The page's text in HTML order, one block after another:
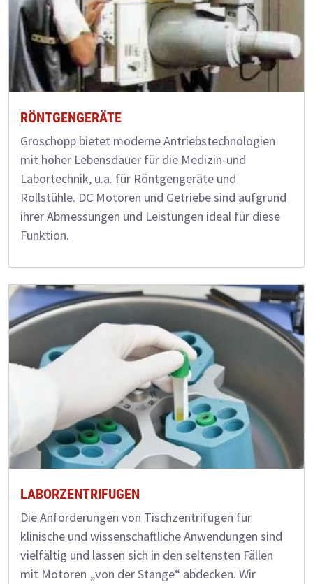
RÖNTGENGERÄTE
Groschopp bietet moderne Antriebstechnologien
mit hoher Lebensdauer für die Medizin-und
Labortechnik, u.a. für Röntgengeräte und
Rollstühle. DC Motoren und Getriebe sind aufgrund
ihrer Abmessungen und Leistungen ideal für diese
Funktion.
LABORZENTRIFUGEN
Die Anforderungen von Tischzentrifugen für
klinische und wissenschaftliche Anwendungen sind
vielfältig und lassen sich in den seltensten Fällen
mit Motoren „von der Stange“ abdecken. Wir